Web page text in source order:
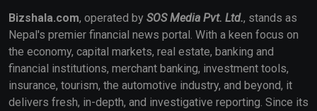
Bizshala.com, operated by SOS Media Pvt. Ltd., stands as
Nepal's premier financial news portal. With a keen focus on
the economy, capital markets, real estate, banking and
financial institutions, merchant banking, investment tools,
insurance, tourism, the automotive industry, and beyond, it
delivers fresh, in-depth, and investigative reporting. Since its